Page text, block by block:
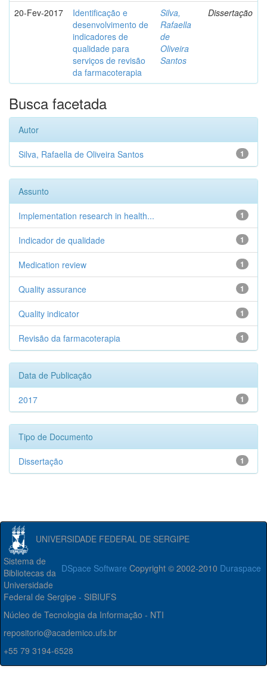
20-Fev-2017
Identificação e
desenvolvimento de
indicadores de
qualidade para
serviços de revisão
da farmacoterapia
Silva,
Rafaella
de
Oliveira
Santos
Dissertação
Busca facetada
Autor
1
Silva, Rafaella de Oliveira Santos
Assunto
1
Implementation research in health...
1
Indicador de qualidade
1
Medication review
1
Quality assurance
1
Quality indicator
1
Revisão da farmacoterapia
Data de Publicação
1
2017
Tipo de Documento
1
Dissertação
UNIVERSIDADE FEDERAL DE SERGIPE
DSpace Software Copyright © 2002-2010 Duraspace
Sistema de
Bibliotecas da
Universidade
Federal de Sergipe - SIBIUFS
Núcleo de Tecnologia da Informação - NTI
repositorio@academico.ufs.br
+55 79 3194-6528